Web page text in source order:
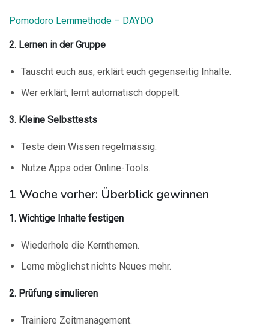
Pomodoro Lernmethode – DAYDO
2. Lernen in der Gruppe
Tauscht euch aus, erklärt euch gegenseitig Inhalte.
Wer erklärt, lernt automatisch doppelt.
3. Kleine Selbsttests
Teste dein Wissen regelmässig.
Nutze Apps oder Online-Tools.
1 Woche vorher: Überblick gewinnen
1. Wichtige Inhalte festigen
Wiederhole die Kernthemen.
Lerne möglichst nichts Neues mehr.
2. Prüfung simulieren
Trainiere Zeitmanagement.